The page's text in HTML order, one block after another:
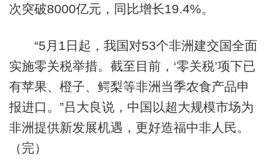
次突破8000亿元，同比增长19.4%。
“5月1日起，我国对53个非洲建交国全面
实施零关税举措。截至目前，‘零关税’项下已
有苹果、橙子、鳄梨等非洲当季农食产品申
报进口。”吕大良说，中国以超大规模市场为
非洲提供新发展机遇，更好造福中非人民。
（完）